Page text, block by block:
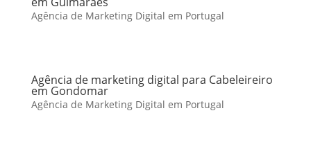
Agência de Marketing Digital em Portugal
Agência de marketing digital para Cabeleireiro
em Gondomar
Agência de Marketing Digital em Portugal